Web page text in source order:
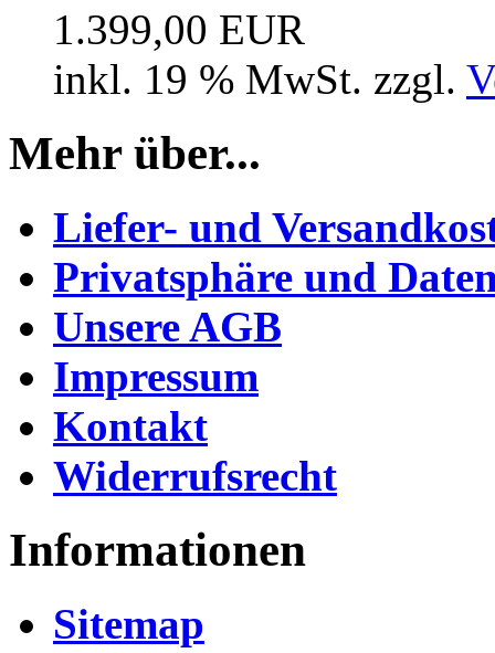
1.399,00 EUR
inkl. 19 % MwSt. zzgl.
Mehr über...
Liefer- und
Privatsphäre und
Unsere AGB
Impressum
Kontakt
Widerrufsrecht
Informationen
Sitemap